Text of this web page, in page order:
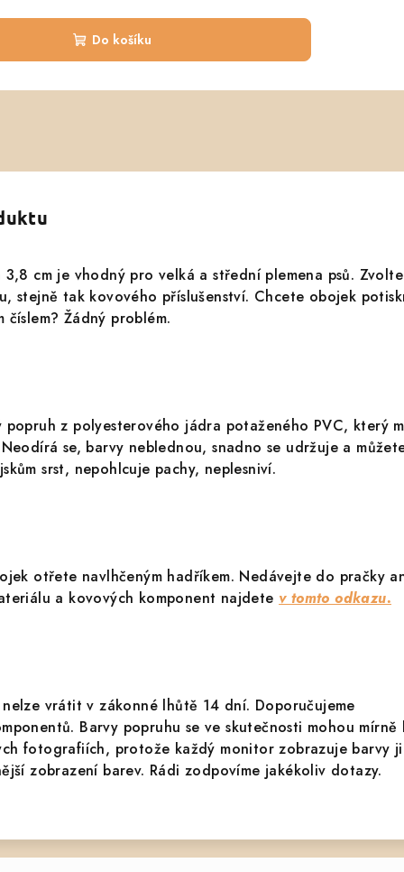
Do košíku
cm je vhodný pro velká a střední plemena psů.
stejně tak kovového příslušenství. Chcete obojek
číslem? Žádný problém.
z polyesterového jádra potaženého PVC, který
se, barvy neblednou, snadno se udržuje a
srst, nepohlcuje pachy, neplesniví.
otřete navlhčeným hadříkem. Nedávejte do pračky
a kovových komponent najdete v tomto odkazu.
vrátit v zákonné lhůtě 14 dní. Doporučujeme
Barvy popruhu se ve skutečnosti mohou mírně
fotografiích, protože každý monitor zobrazuje barvy
zobrazení barev. Rádi zodpovíme jakékoliv dotazy.